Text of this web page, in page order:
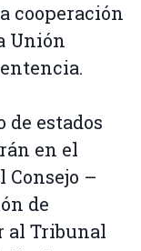
cooperación
Unión
de estados
en el
Consejo –
de
al Tribunal